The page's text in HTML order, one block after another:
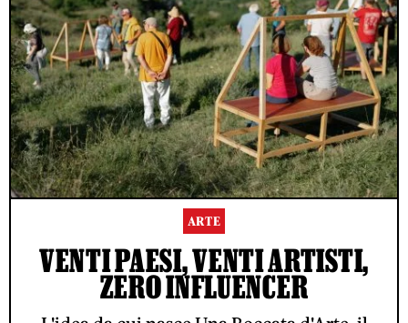
ARTE
VENTI PAESI, VENTI ARTISTI,
ZERO INFLUENCER